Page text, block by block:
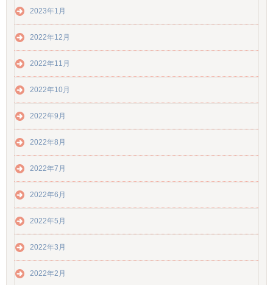
2023年1月
2022年12月
2022年11月
2022年10月
2022年9月
2022年8月
2022年7月
2022年6月
2022年5月
2022年3月
2022年2月